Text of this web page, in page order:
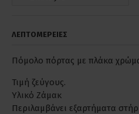
ΛΕΠΤΟΜΕΡΕΙΕΣ
Πόμολο πόρτας με πλάκα
Τιμή ζεύγους.
Υλικό Ζάμακ
Περιλαμβάνει εξαρτήματα